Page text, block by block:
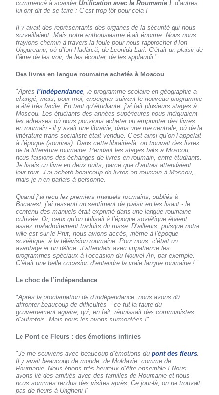
commencé à scanderUnification avec la Roumanie !, d’autres
lui ont dit de se taire : C’est trop tôt pour cela !
Il y avait des représentants des organes de la sécurité qui nous
surveillaient. Mais notre enthousiasme était énorme. Nous nous
frayions chemin à travers la foule pour nous rapprocher d’Ion
Ungureanu, où d’Ion Hadârcă, de Leonida Lari. C’était un plaisir de
l’âme de les voir, de les écouter, de les applaudir."
Des livres en langue roumaine achetés à Moscou
"Aprèsl’indépendance, le programme scolaire en géographie a
changé, mais, pour moi, enseigner suivant le nouveau programme
a été très facile. En tant qu’étudiante, j’ai fait plusieurs stages à
Moscou. Les étudiants des années supérieures nous indiquaient
les adresses où nous pouvions acheter ou emprunter des livres
en roumain - il y avait une librairie, dans une rue centrale, où de la
littérature trans-socialiste était vendue. C’est ainsi qu’on l’appelait
à l’époque (sourires). Dans cette librairie-là, on trouvait des livres
de la littérature roumaine. Pendant les stages faits à Moscou,
nous faisions des échanges de livres en roumain, entre étudiants.
Je lisais un livre en deux nuits, parce que d’autres attendaient
leur tour. J’ai acheté beaucoup de livres en roumain à Moscou,
mais je n’en parlais à personne.
Quand j’ai reçu les premiers manuels roumains, publiés à
Bucarest, j’ai ressenti un sentiment de plaisir en les lisant - le
contenu des manuels était exprimé dans une langue roumaine
cultivée. Or, ceux qu’on utilisait à l’époque soviétique étaient
assez maladroitement traduits du russe. D’ailleurs, puisque notre
ville est sur le Prut, nous avions accès, même à l’époque
soviétique, à la télévision roumaine. Pour nous, c’était un
avantage et un délice. J’attendais avec impatience les
programmes spéciaux à l’occasion du Nouvel An, par exemple.
C’était une belle occasion d’entendre la vraie langue roumaine !"
Le choc de l’indépendance
"Après la proclamation de d’indépendance, nous avons dû
affronter beaucoup de difficultés – ce fut la faute du
gouvernement agraire, qui, en fait, réunissait des communistes
d’autrefois. Mais nous les avons surmontées !"
Le Pont de Fleurs : des émotions infinies
"Je me souviens avec beaucoup d’émotions dupont des fleurs.
Il y avait beaucoup de monde, de Moldavie, comme de
Roumanie. Nous étions très heureux d’être ensemble ! Nous
avons lié des amitiés avec des familles de Roumanie et nous
nous sommes rendus des visites après. Ce jour-là, on ne trouvait
pas de fleurs à Ungheni !"